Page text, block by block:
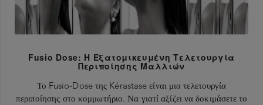
Fusio Dose: Η Εξατομικευμένη Τελετουργία
Περιποίησης Μαλλιών
Το Fusio-Dose της Kérastase είναι μια τελετουργία
περιποίησης στο κομμωτήριο. Να γιατί αξίζει να δοκιμάσετε το